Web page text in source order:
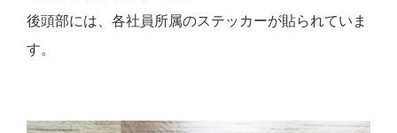
後頭部には、各社員所属のステッカーが貼られていま
す。